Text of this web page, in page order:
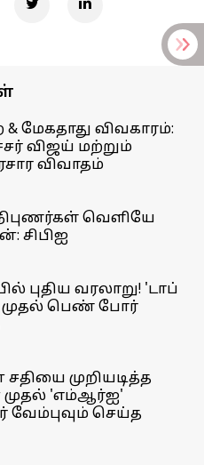
மேகதாது விவகாரம்:
விஜய் மற்றும்
விவாதம்
வெளியே
சிபிஐ
புதிய வரலாறு! 'டாப்
முதல் பெண் போர்
முறியடித்த
முதல் 'எம்ஆர்ஐ'
வேம்புவும் செய்த